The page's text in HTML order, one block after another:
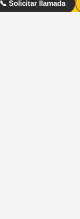
📞 Solicitar llamada